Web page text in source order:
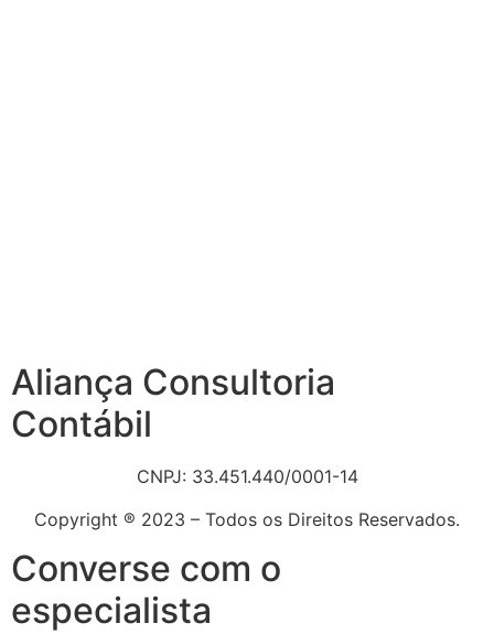
Aliança Consultoria
Contábil
CNPJ: 33.451.440/0001-14
Copyright ® 2023 – Todos os Direitos Reservados.
Converse com o
especialista